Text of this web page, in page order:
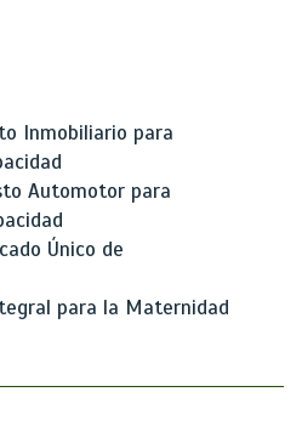
Inmobiliario para
Automotor para
Único de
para la Maternidad